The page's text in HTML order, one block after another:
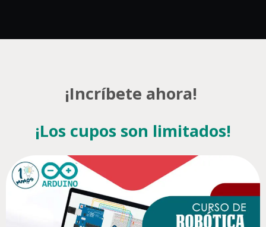
¡Incríbete ahora!
¡Los cupos son limitados!